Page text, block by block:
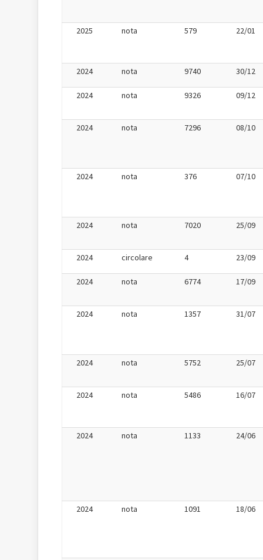
2025 nota 579 22/01
2024 nota 9740 30/12
2024 nota 9326 09/12
2024 nota 7296 08/10
2024 nota 376 07/10
2024 nota 7020 25/09
2024 circolare 4 23/09
2024 nota 6774 17/09
2024 nota 1357 31/07
2024 nota 5752 25/07
2024 nota 5486 16/07
2024 nota 1133 24/06
2024 nota 1091 18/06